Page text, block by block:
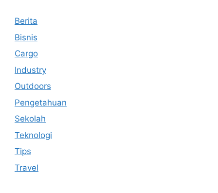
Berita
Bisnis
Cargo
Industry
Outdoors
Pengetahuan
Sekolah
Teknologi
Tips
Travel